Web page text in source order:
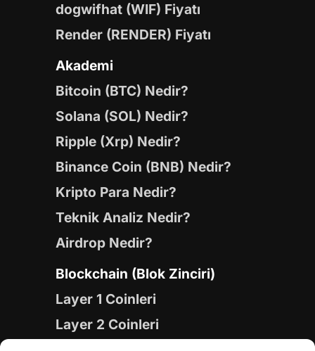
dogwifhat (WIF) Fiyatı
Render (RENDER) Fiyatı
Akademi
Bitcoin (BTC) Nedir?
Solana (SOL) Nedir?
Ripple (Xrp) Nedir?
Binance Coin (BNB) Nedir?
Kripto Para Nedir?
Teknik Analiz Nedir?
Airdrop Nedir?
Blockchain (Blok Zinciri)
Layer 1 Coinleri
Layer 2 Coinleri